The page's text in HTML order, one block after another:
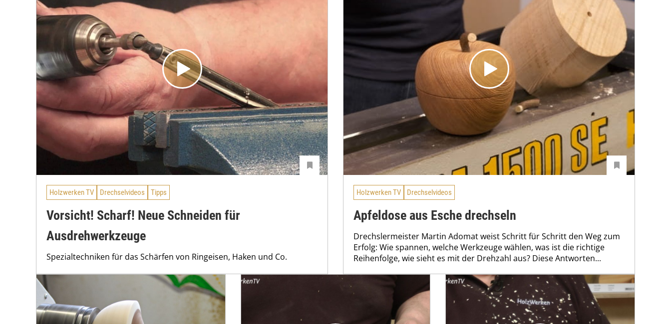
Holzwerken TV Drechselvideos Tipps
Vorsicht! Scharf! Neue Schneiden für
Ausdrehwerkzeuge
Spezialtechniken für das Schärfen von Ringeisen, Haken und Co.
Holzwerken TV Drechselvideos
Apfeldose aus Esche drechseln
Drechslermeister Martin Adomat weist Schritt für Schritt den Weg zum
Erfolg: Wie spannen, welche Werkzeuge wählen, was ist die richtige
Reihenfolge, wie sieht es mit der Drehzahl aus? Diese Antworten...